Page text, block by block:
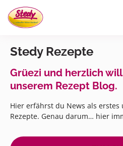
Stedy Rezepte
Grüezi und herzlich
unserem Rezept Blog.
Hier erfährst du News als
Rezepte. Genau darum… hier